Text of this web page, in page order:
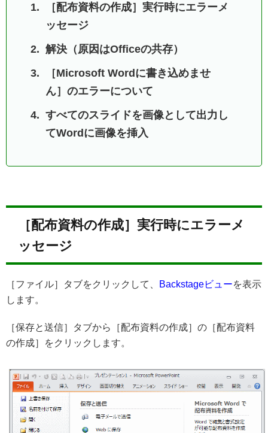
［配布資料の作成］実行時にエラーメ
ッセージ
解決（原因はOfficeの共存）
［Microsoft Wordに書き込めませ
ん］のエラーについて
すべてのスライドを画像として出力し
てWordに画像を挿入
［配布資料の作成］実行時にエラーメ
ッセージ
［ファイル］タブをクリックして、 Backstageビューを表示
します。
［保存と送信］タブから［配布資料の作成］の［配布資料
の作成］をクリックします。